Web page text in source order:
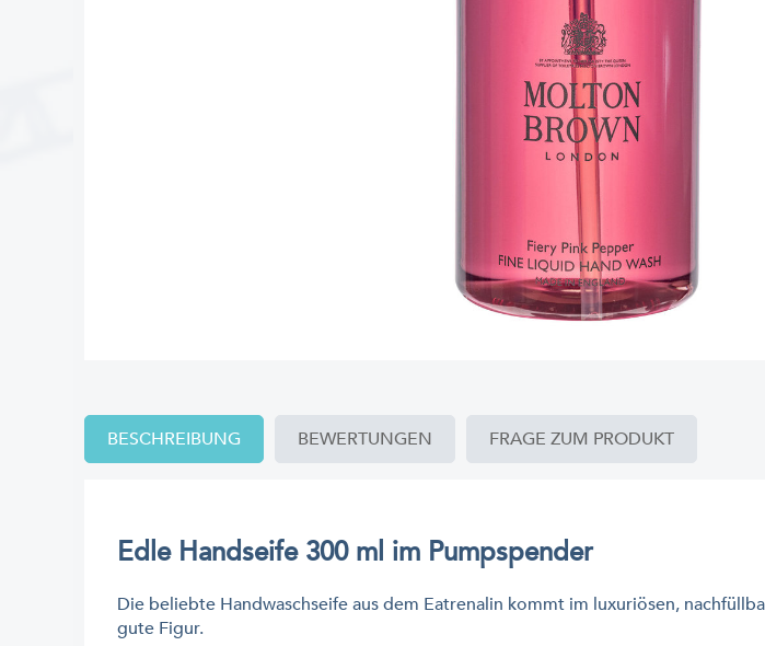
BESCHREIBUNG BEWERTUNGEN FRAGE ZUM PRODUKT
Edle Handseife 300 ml im Pumpspender
Die beliebte Handwaschseife aus dem Eatrenalin kommt im luxuriösen,
gute Figur.